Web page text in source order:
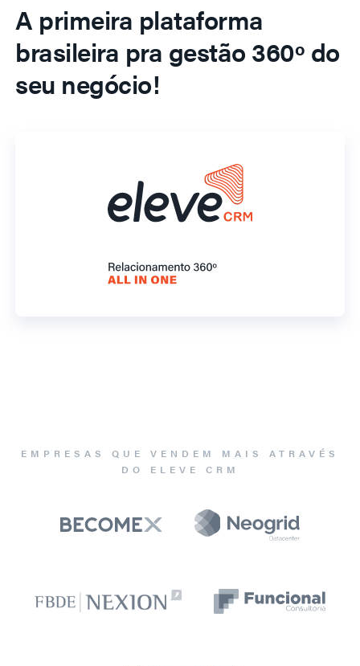
A primeira plataforma
brasileira pra gestão 360º do
seu negócio!
EMPRESAS QUE VENDEM MAIS ATRAVÉS
DO ELEVE CRM